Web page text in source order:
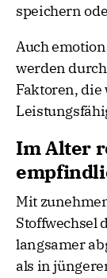
speichern
Auch
werden
Faktoren,
Im Alter
Mit
Stoffwechsel
langsamer
als in